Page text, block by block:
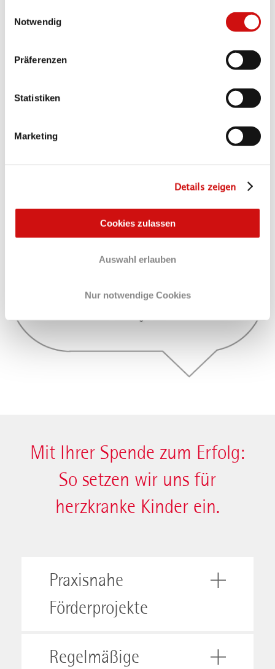
Notwendig
Präferenzen
Statistiken
Marketing
Details zeigen
Cookies zulassen
Auswahl erlauben
Nur notwendige Cookies
Mit Ihrer Spende zum Erfolg:
So setzen wir uns für
herzkranke Kinder ein.
Praxisnahe
Förderprojekte
Regelmäßige